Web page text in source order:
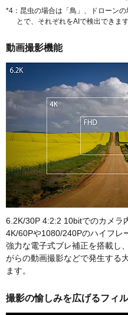
*4：昆虫の場合は「鳥」、ドローン
とで、それぞれをAIで検出できます
動画撮影機能
6.2K/30P 4:2:2 10bitでのカメラ
4K/60Pや1080/240Pのハイフレ
強力な電子式ブレ補正を搭載し
がらの動画撮影などで発生する
ます。
撮影の愉しみを広げるフィ